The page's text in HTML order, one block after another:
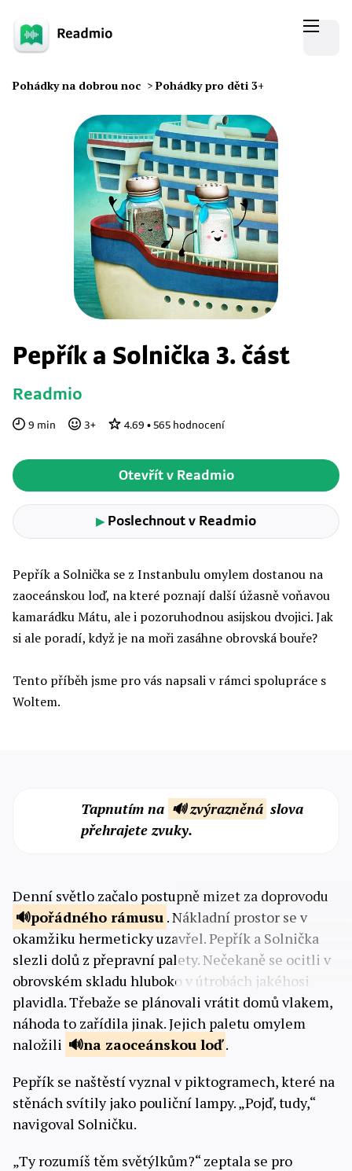
Pohádky na dobrou noc > Pohádky pro děti 3+
Pepřík a Solnička 3. část
Readmio
9 min 3+ 4.69 • 565 hodnocení
Otevřít v Readmio
▶Poslechnout v Readmio
Pepřík a Solnička se z Instanbulu omylem dostanou na
zaoceánskou loď, na které poznají další úžasně voňavou
kamarádku Mátu, ale i pozoruhodnou asijskou dvojici. Jak
si ale poradí, když je na moři zasáhne obrovská bouře?
Tento příběh jsme pro vás napsali v rámci spolupráce s
Woltem.
Tapnutím na 🔊 zvýrazněná slova
přehrajete zvuky.
Denní světlo začalo postupně mizet za doprovodu
pořádného rámusu . Nákladní prostor se v
okamžiku hermeticky uzavřel. Pepřík a Solnička
slezli dolů z přepravní palety. Nečekaně se ocitli v
obrovském skladu hluboko v útrobách jakéhosi
plavidla. Třebaže se plánovali vrátit domů vlakem,
náhoda to zařídila jinak. Jejich paletu omylem
naložili
na zaoceánskou loď .
Pepřík se naštěstí vyznal v piktogramech, které na
stěnách svítily jako pouliční lampy. „Pojď, tudy,“
navigoval Solničku.
„Ty rozumíš těm světýlkům?“ zeptala se pro